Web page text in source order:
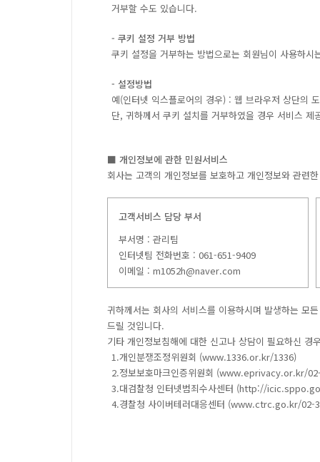
거부할 수도 있습니다.
- 쿠키 설정 거부 방법
쿠키 설정을 거부하는 방법으로는 회원님이 사용하
- 설정방법
예(인터넷 익스플로어의 경우) : 웹 브라우저 상단의
단, 귀하께서 쿠키 설치를 거부하였을 경우 서비스 제
■ 개인정보에 관한 민원서비스
회사는 고객의 개인정보를 보호하고 개인정보와 관련
고객서비스 담당 부서
부서명 : 관리팀
인터넷팀 전화번호 : 061-651-9409
이메일 : m1052h@naver.com
귀하께서는 회사의 서비스를 이용하시며 발생하는 모
드릴 것입니다.
기타 개인정보침해에 대한 신고나 상담이 필요하신 경
1.개인분쟁조정위원회 (www.1336.or.kr/1336)
2.정보보호마크인증위원회 (www.eprivacy.or.kr/
3.대검찰청 인터넷범죄수사센터 (http://
4.경찰청 사이버테러대응센터 (www.ctrc.go.kr/02-